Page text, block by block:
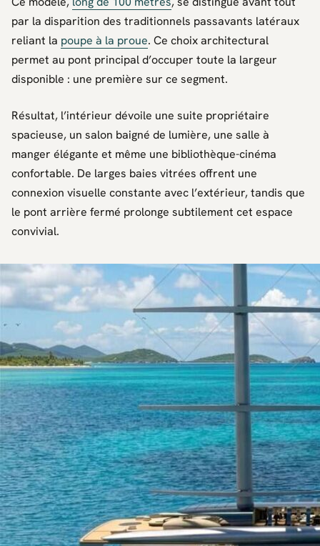
par la disparition des traditionnels passavants latéraux
reliant la poupe à la proue. Ce choix architectural
permet au pont principal d’occuper toute la largeur
disponible : une première sur ce segment.
Résultat, l’intérieur dévoile une suite propriétaire
spacieuse, un salon baigné de lumière, une salle à
manger élégante et même une bibliothèque-cinéma
confortable. De larges baies vitrées offrent une
connexion visuelle constante avec l’extérieur, tandis que
le pont arrière fermé prolonge subtilement cet espace
convivial.